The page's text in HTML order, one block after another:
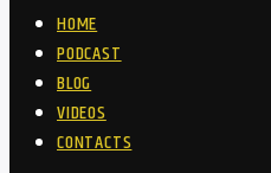
HOME
PODCAST
BLOG
VIDEOS
CONTACTS